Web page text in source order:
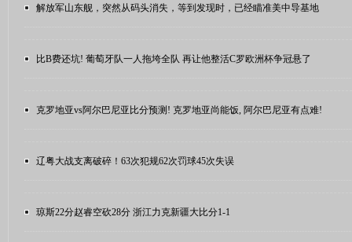
解放军山东舰，突然从码头消失，等到发现时，已经瞄准美中导基地
比B费还坑! 葡萄牙队一人拖垮全队 再让他整活C罗欧洲杯争冠悬了
克罗地亚vs阿尔巴尼亚比分预测! 克罗地亚尚能饭, 阿尔巴尼亚有点难!
辽粤大战支离破碎！63次犯规62次罚球45次失误
琼斯22分赵睿空砍28分 浙江力克新疆大比分1-1